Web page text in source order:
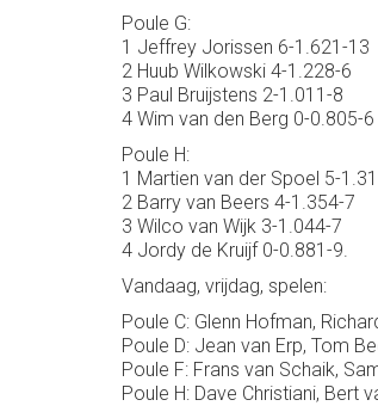
Poule G:
1 Jeffrey Jorissen 6-1.621-13
2 Huub Wilkowski 4-1.228-6
3 Paul Bruijstens 2-1.011-8
4 Wim van den Berg 0-0.805-6
Poule H:
1 Martien van der Spoel 5-
2 Barry van Beers 4-1.354-7
3 Wilco van Wijk 3-1.044-7
4 Jordy de Kruijf 0-0.881-9.
Vandaag, vrijdag, spelen:
Poule C: Glenn Hofman,
Poule D: Jean van Erp, Tom
Poule F: Frans van Schaik,
Poule H: Dave Christiani, Bert